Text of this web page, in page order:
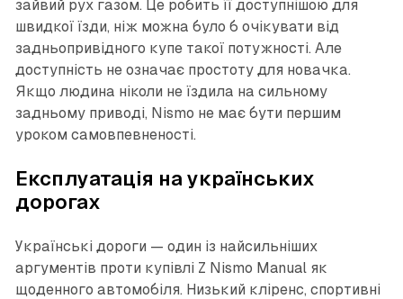
зайвий рух газом. Це робить її доступнішою для
швидкої їзди, ніж можна було б очікувати від
задньопривідного купе такої потужності. Але
доступність не означає простоту для новачка.
Якщо людина ніколи не їздила на сильному
задньому приводі, Nismo не має бути першим
уроком самовпевненості.
Експлуатація на українських
дорогах
Українські дороги — один із найсильніших
аргументів проти купівлі Z Nismo Manual як
щоденного автомобіля. Низький кліренс, спортивні